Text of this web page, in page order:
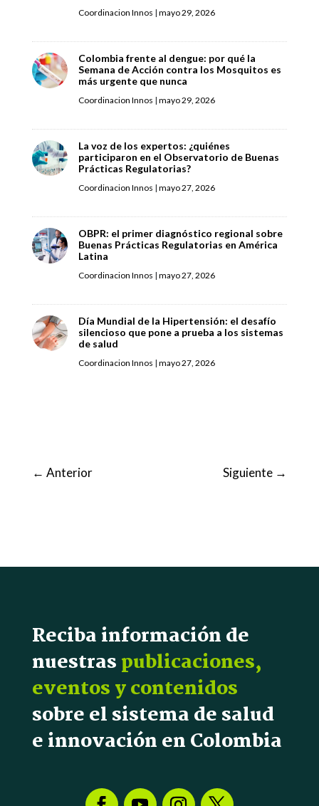
Coordinacion Innos | mayo 29, 2026
Colombia frente al dengue: por qué la
Semana de Acción contra los Mosquitos es
más urgente que nunca
Coordinacion Innos | mayo 29, 2026
La voz de los expertos: ¿quiénes
participaron en el Observatorio de Buenas
Prácticas Regulatorias?
Coordinacion Innos | mayo 27, 2026
OBPR: el primer diagnóstico regional sobre
Buenas Prácticas Regulatorias en América
Latina
Coordinacion Innos | mayo 27, 2026
Día Mundial de la Hipertensión: el desafío
silencioso que pone a prueba a los sistemas
de salud
Coordinacion Innos | mayo 27, 2026
← Anterior Siguiente →
Reciba información de
nuestraspublicaciones,
eventos y contenidos
sobre el sistema de salud
e innovación en Colombia